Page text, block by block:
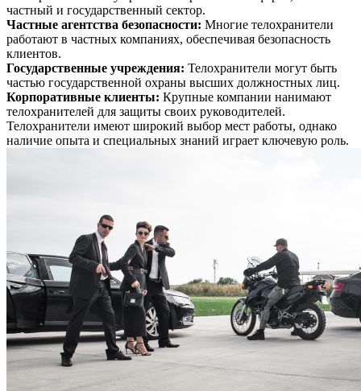
частный и государственный сектор.
Частные агентства безопасности: Многие телохранители
работают в частных компаниях, обеспечивая безопасность
клиентов.
Государственные учреждения: Телохранители могут быть
частью государственной охраны высших должностных лиц.
Корпоративные клиенты: Крупные компании нанимают
телохранителей для защиты своих руководителей.
Телохранители имеют широкий выбор мест работы, однако
наличие опыта и специальных знаний играет ключевую роль.